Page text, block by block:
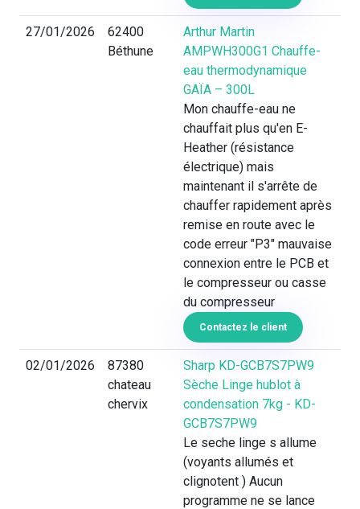
27/01/2026
62400
Béthune
Arthur Martin
AMPWH300G1 Chauffe-
eau thermodynamique
GAÏA – 300L
Mon chauffe-eau ne
chauffait plus qu'en E-
Heather (résistance
électrique) mais
maintenant il s'arrête de
chauffer rapidement après
remise en route avec le
code erreur "P3" mauvaise
connexion entre le PCB et
le compresseur ou casse
du compresseur
Contactez le client
02/01/2026
87380
chateau
chervix
Sharp KD-GCB7S7PW9
Sèche Linge hublot à
condensation 7kg - KD-
GCB7S7PW9
Le seche linge s allume
(voyants allumés et
clignotent ) Aucun
programme ne se lance